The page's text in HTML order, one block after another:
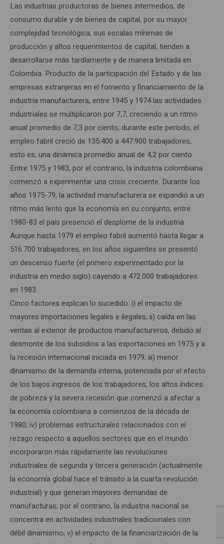
Las industrias productoras de bienes intermedios, de
consumo durable y de bienes de capital, por su mayor
complejidad tecnológica, sus escalas mínimas de
producción y altos requerimientos de capital, tienden a
desarrollarse más tardíamente y de manera limitada en
Colombia. Producto de la participación del Estado y de las
empresas extranjeras en el fomento y financiamiento de la
industria manufacturera, entre 1945 y 1974 las actividades
industriales se multiplicaron por 7,7, creciendo a un ritmo
anual promedio de 7,3 por ciento; durante este período, el
empleo fabril creció de 135.400 a 447.900 trabajadores,
esto es, una dinámica promedio anual de 4,2 por ciento.
Entre 1975 y 1983, por el contrario, la industria colombiana
comenzó a experimentar una crisis creciente. Durante los
años 1975-79, la actividad manufacturera se expandió a un
ritmo más lento que la economía en su conjunto; entre
1980-83 el país presenció el desplome de la industria.
Aunque hasta 1979 el empleo fabril aumentó hasta llegar a
516.700 trabajadores, en los años siguientes se presentó
un descenso fuerte (el primero experimentado por la
industria en medio siglo) cayendo a 472.000 trabajadores
en 1983.
Cinco factores explican lo sucedido: i) el impacto de
mayores importaciones legales e ilegales; ii) caída en las
ventas al exterior de productos manufactureros, debido al
desmonte de los subsidios a las exportaciones en 1975 y a
la recesión internacional iniciada en 1979; iii) menor
dinamismo de la demanda interna, potenciada por el efecto
de los bajos ingresos de los trabajadores, los altos índices
de pobreza y la severa recesión que comenzó a afectar a
la economía colombiana a comienzos de la década de
1980; iv) problemas estructurales relacionados con el
rezago respecto a aquellos sectores que en el mundo
incorporaron más rápidamente las revoluciones
industriales de segunda y tercera generación (actualmente
la economía global hace el tránsito a la cuarta revolución
industrial) y que generan mayores demandas de
manufacturas; por el contrario, la industria nacional se
concentra en actividades industriales tradicionales con
débil dinamismo; v) el impacto de la financiarización de la